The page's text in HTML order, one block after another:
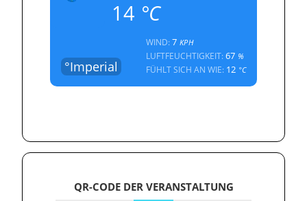
14 °C
°Imperial
WIND:7 KPH
LUFTFEUCHTIGKEIT:67 %
FÜHLT SICH AN WIE: 12 °C
QR-CODE DER VERANSTALTUNG